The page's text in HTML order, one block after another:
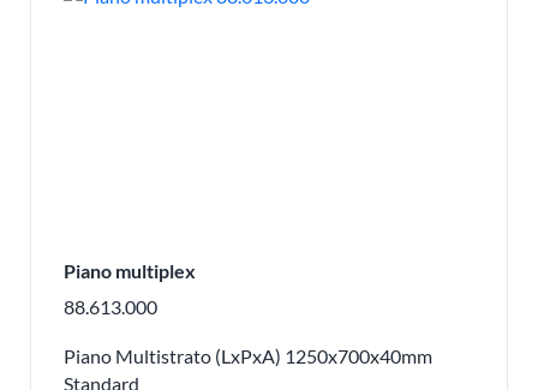
Piano multiplex
88.613.000
Piano Multistrato (LxPxA) 1250x700x40mm
Standard